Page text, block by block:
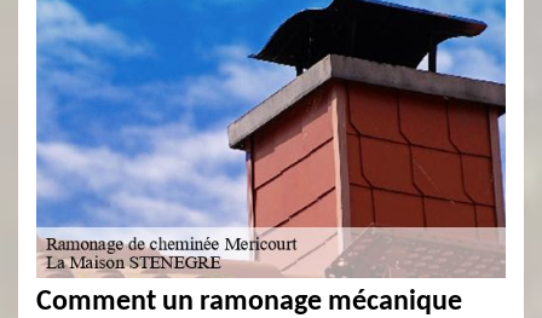
Comment un ramonage mécanique